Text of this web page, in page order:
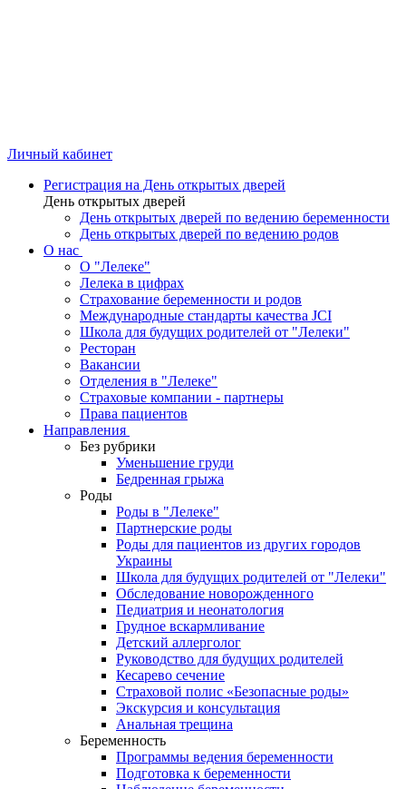
Личный кабинет
Регистрация на День открытых дверей
День открытых дверей
День открытых дверей по ведению беременности
День открытых дверей по ведению родов
О нас
О "Лелеке"
Лелека в цифрах
Страхование беременности и родов
Международные стандарты качества JCI
Школа для будущих родителей от "Лелеки"
Ресторан
Вакансии
Отделения в "Лелеке"
Страховые компании - партнеры
Права пациентов
Направления
Без рубрики
Уменьшение груди
Бедренная грыжа
Роды
Роды в "Лелеке"
Партнерские роды
Роды для пациентов из других городов
Украины
Школа для будущих родителей от "Лелеки"
Обследование новорожденного
Педиатрия и неонатология
Грудное вскармливание
Детский аллерголог
Руководство для будущих родителей
Кесарево сечение
Страховой полис «Безопасные роды»
Экскурсия и консультация
Анальная трещина
Беременность
Программы ведения беременности
Подготовка к беременности